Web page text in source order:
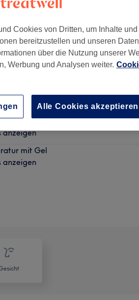
anzeigen
mit Gel
anzeigen
Cookies von Dritten, um Inhalte
bereitzustellen und unseren
über die Nutzung unserer
Werbung und Analysen weiter.
Alle Cookies akzeptieren